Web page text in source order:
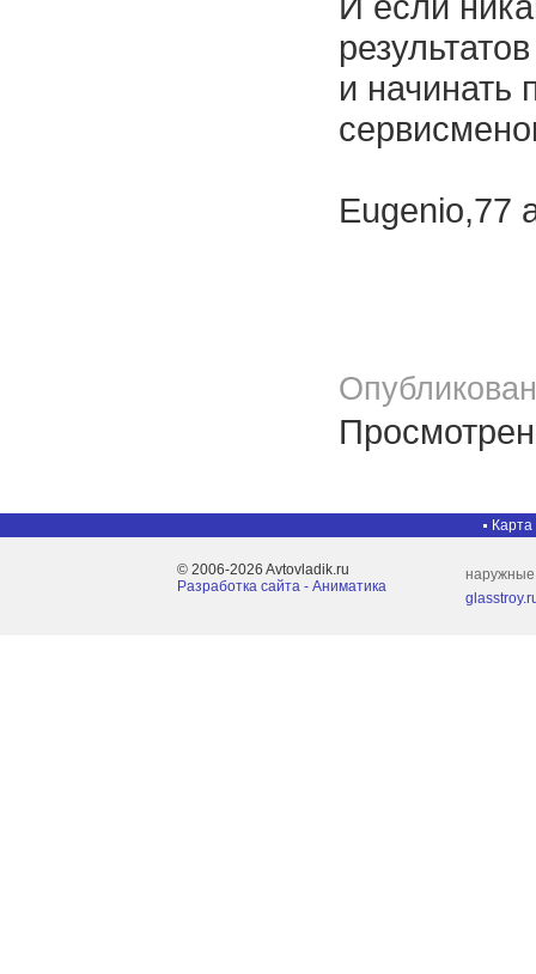
и начинать
Eugenio,77
Карта
© 2006-2026 Avtovladik.ru
Разработка сайта - Aниматика